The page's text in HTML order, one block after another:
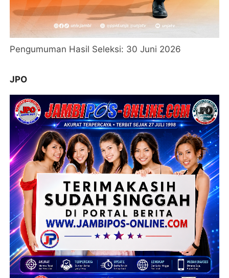
Pengumuman Hasil Seleksi: 30 Juni 2026
JPO